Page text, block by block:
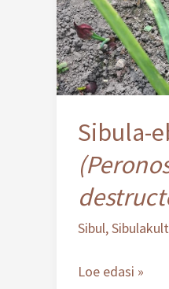
Sibula-
Sibul,
Loe edasi »